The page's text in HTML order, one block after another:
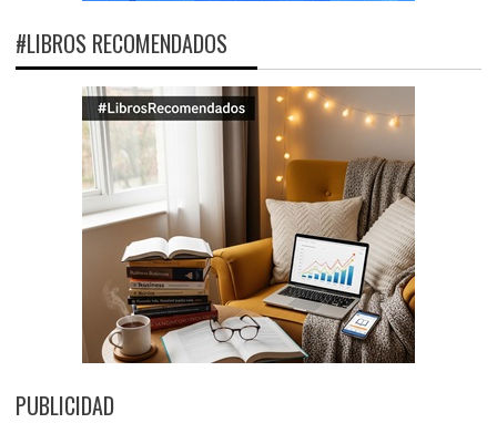
#LIBROS RECOMENDADOS
PUBLICIDAD